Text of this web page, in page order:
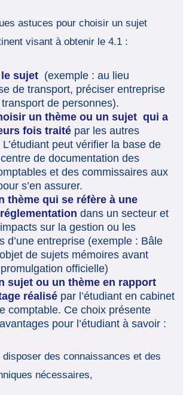
astuces pour choisir un sujet
visant à obtenir le 4.1 :
sujet (exemple : au lieu
de transport, préciser entreprise
de personnes).
un thème ou un sujet qui a
fois traité par les autres
peut vérifier la base de
de documentation des
et des commissaires aux
s’en assurer.
thème qui se réfère à une
dans un secteur et
sur la gestion ou les
d’une entreprise (exemple : Bâle
de sujets mémoires avant
officielle)
sujet ou un thème en rapport
réalisé par l’étudiant en cabinet
comptable. Ce choix présente
pour l’étudiant à savoir :
des connaissances et des
nécessaires,